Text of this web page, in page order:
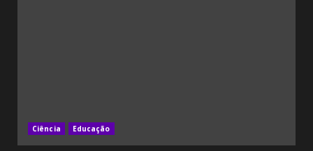
Ciência Educação